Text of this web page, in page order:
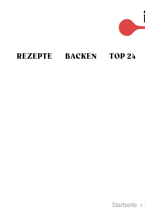
REZEPTE BACKEN TOP 24
Startseite